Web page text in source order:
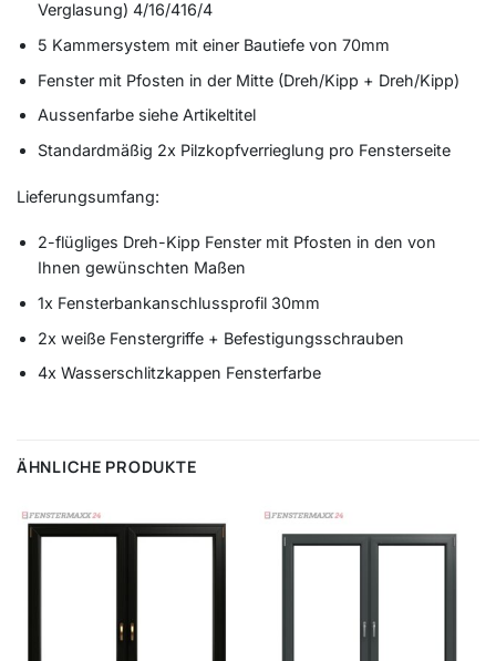
Verglasung) 4/16/416/4
5 Kammersystem mit einer Bautiefe von 70mm
Fenster mit Pfosten in der Mitte (Dreh/Kipp + Dreh/Kipp)
Aussenfarbe siehe Artikeltitel
Standardmäßig 2x Pilzkopfverrieglung pro Fensterseite
Lieferungsumfang:
2-flügliges Dreh-Kipp Fenster mit Pfosten in den von
Ihnen gewünschten Maßen
1x Fensterbankanschlussprofil 30mm
2x weiße Fenstergriffe + Befestigungsschrauben
4x Wasserschlitzkappen Fensterfarbe
ÄHNLICHE PRODUKTE